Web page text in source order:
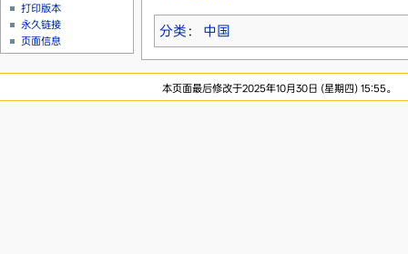
分类 ： 中国
打印版本
永久链接
页面信息
本页面最后修改于2025年10月30日 (星期四) 15:55。